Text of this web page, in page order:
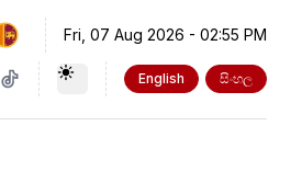
Fri, 07 Aug 2026 - 02:55 PM
English සිංහල